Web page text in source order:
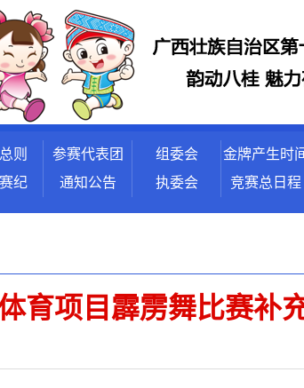
则
纪
参赛代表团
通知公告
组委会
执委会
金牌产生时
竞赛总日程
育项目霹雳舞比赛补